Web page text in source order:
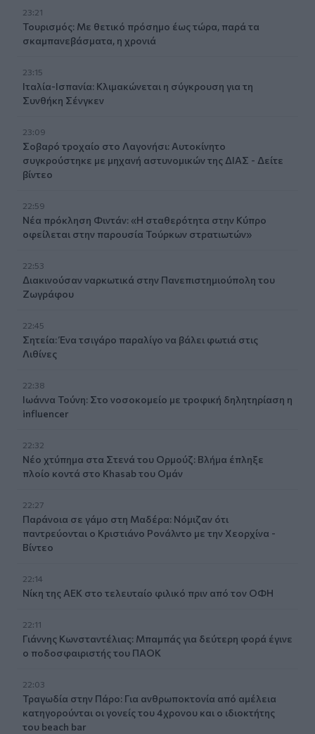
23:21
Τουρισμός: Με θετικό πρόσημο έως τώρα, παρά τα
σκαμπανεβάσματα, η χρονιά
23:15
Ιταλία-Ισπανία: Κλιμακώνεται η σύγκρουση για τη
Συνθήκη Σένγκεν
23:09
Σοβαρό τροχαίο στο Λαγονήσι: Αυτοκίνητο
συγκρούστηκε με μηχανή αστυνομικών της ΔΙΑΣ - Δείτε
βίντεο
22:59
Νέα πρόκληση Φιντάν: «Η σταθερότητα στην Κύπρο
οφείλεται στην παρουσία Τούρκων στρατιωτών»
22:53
Διακινούσαν ναρκωτικά στην Πανεπιστημιούπολη του
Ζωγράφου
22:45
Σητεία: Ένα τσιγάρο παραλίγο να βάλει φωτιά στις
Λιθίνες
22:38
Ιωάννα Τούνη: Στο νοσοκομείο με τροφική δηλητηρίαση η
influencer
22:32
Νέο χτύπημα στα Στενά του Ορμούζ: Βλήμα έπληξε
πλοίο κοντά στο Khasab του Ομάν
22:27
Παράνοια σε γάμο στη Μαδέρα: Νόμιζαν ότι
παντρεύονται ο Κριστιάνο Ρονάλντο με την Χεορχίνα -
Βίντεο
22:14
Nίκη της ΑΕΚ στο τελευταίο φιλικό πριν από τον ΟΦΗ
22:11
Γιάννης Κωνσταντέλιας: Μπαμπάς για δεύτερη φορά έγινε
ο ποδοσφαιριστής του ΠΑΟΚ
22:03
Τραγωδία στην Πάρο: Για ανθρωποκτονία από αμέλεια
κατηγορούνται οι γονείς του 4χρονου και ο ιδιοκτήτης
του beach bar